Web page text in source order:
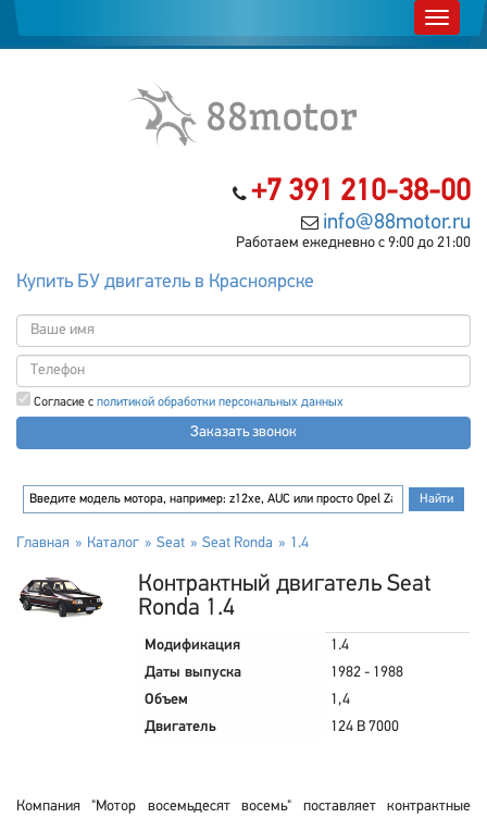
+7 391 210-38-00
info@88motor.ru
Работаем ежедневно с 9:00 до 21:00
Купить БУ двигатель в Красноярске
Согласие с политикой обработки персональных данных
Заказать звонок
Главная Каталог Seat Seat Ronda 1.4
Контрактный двигатель Seat
Ronda 1.4
Модификация
1.4
Даты выпуска
1982 - 1988
Объем
1,4
Двигатель
124 B 7000
Компания "Мотор восемьдесят восемь" поставляет контрактные